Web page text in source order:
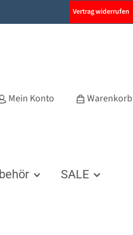
Vertrag widerrufen
Mein Konto Warenkorb
SALE